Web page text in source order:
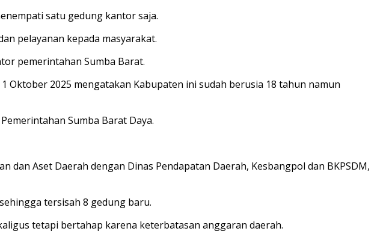
satu gedung kantor saja.
pelayanan kepada masyarakat.
pemerintahan Sumba Barat.
Oktober 2025 mengatakan Kabupaten ini sudah berusia 18 tahun namun
Sumba Barat Daya.
dan Aset Daerah dengan Dinas Pendapatan Daerah, Kesbangpol dan BKPSDM,
tersisah 8 gedung baru.
tetapi bertahap karena keterbatasan anggaran daerah.